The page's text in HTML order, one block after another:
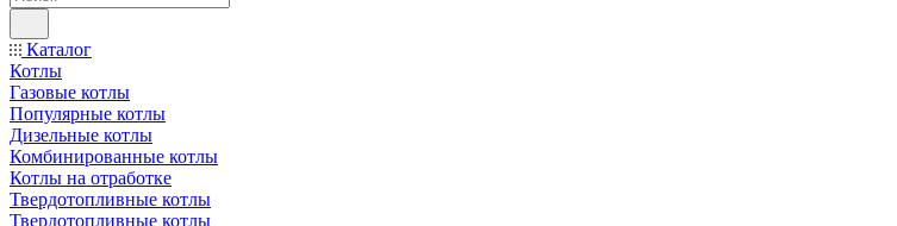
Каталог
Котлы
Газовые котлы
Популярные котлы
Дизельные котлы
Комбинированные котлы
Котлы на отработке
Твердотопливные котлы
Твердотопливные котлы